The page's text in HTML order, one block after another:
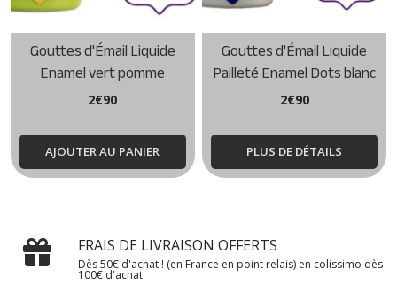
Gouttes d'Émail Liquide
Enamel vert pomme
2€90
AJOUTER AU PANIER
Gouttes d'Émail Liquide
Pailleté Enamel Dots blanc
2€90
PLUS DE DÉTAILS
FRAIS DE LIVRAISON OFFERTS
Dès 50€ d'achat ! (en France en point relais) en colissimo dès
100€ d'achat